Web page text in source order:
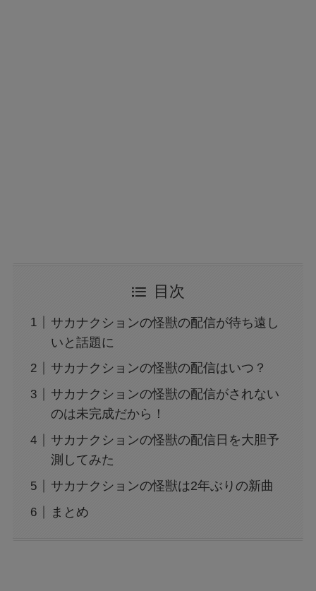
目次
サカナクションの怪獣の配信が待ち遠し
いと話題に
サカナクションの怪獣の配信はいつ？
サカナクションの怪獣の配信がされない
のは未完成だから！
サカナクションの怪獣の配信日を大胆予
測してみた
サカナクションの怪獣は2年ぶりの新曲
まとめ